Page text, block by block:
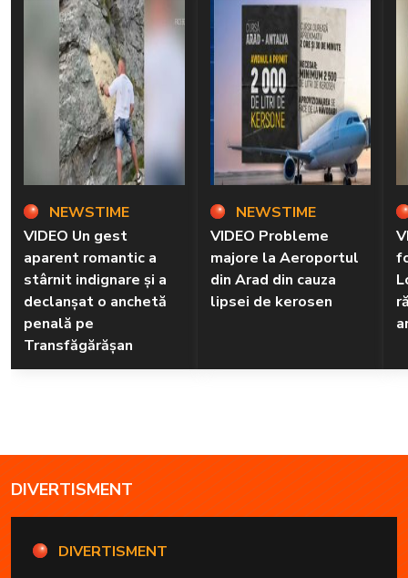
NEWSTIME
VIDEO Un gest
aparent romantic a
stârnit indignare și a
declanșat o anchetă
penală pe
Transfăgărășan
NEWSTIME
VIDEO Probleme
majore la Aeroportul
din Arad din cauza
lipsei de kerosen
DIVERTISMENT
DIVERTISMENT